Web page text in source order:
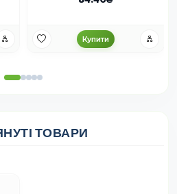
Купити
ТОВАРИ